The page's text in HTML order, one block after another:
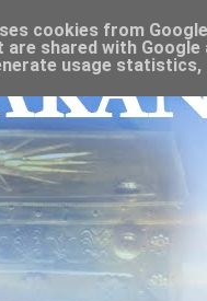
cookies from
are shared with
usage statistics,